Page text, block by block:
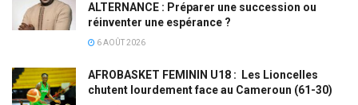
ALTERNANCE : Préparer une succession ou
réinventer une espérance ?
6 AOÛT 2026
AFROBASKET FEMININ U18 : Les Lioncelles
chutent lourdement face au Cameroun (61-30)